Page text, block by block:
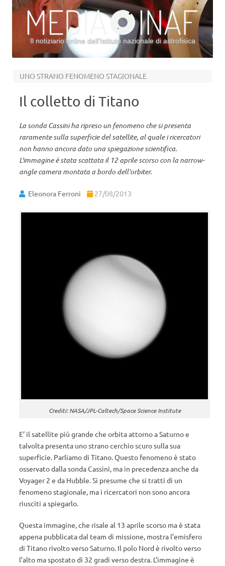
Il notiziario online dell’Istituto nazionale di astrofisica
UNO STRANO FENOMENO STAGIONALE
Il colletto di Titano
La sonda Cassini ha ripreso un fenomeno che si presenta
raramente sulla superficie del satellite, al quale i ricercatori
non hanno ancora dato una spiegazione scientifica.
L'immagine è stata scattata il 12 aprile scorso con la narrow-
angle camera montata a bordo dell'orbiter.
Eleonora Ferroni 27/08/2013
Crediti: NASA/JPL-Caltech/Space Science Institute
E’ il satellite più grande che orbita attorno a Saturno e
talvolta presenta uno strano cerchio scuro sulla sua
superficie. Parliamo di Titano. Questo fenomeno è stato
osservato dalla sonda Cassini, ma in precedenza anche da
Voyager 2 e da Hubble. Si presume che si tratti di un
fenomeno stagionale, ma i ricercatori non sono ancora
riusciti a spiegarlo.
Questa immagine, che risale al 13 aprile scorso ma è stata
appena pubblicata dal team di missione, mostra l’emisfero
di Titano rivolto verso Saturno. Il polo Nord è rivolto verso
l’alto ma spostato di 32 gradi verso destra. L’immagine è